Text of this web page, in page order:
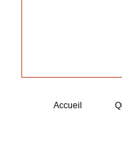
Accueil